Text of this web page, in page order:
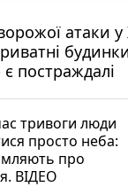
атаки
постраждалі
тривоги люди
просто неба:
про
ВІДЕО